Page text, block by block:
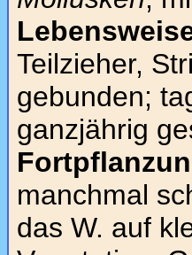
Teilzieher,
gebunden;
ganzjährig
manchmal
das W. auf